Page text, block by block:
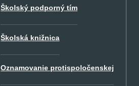
Školský podporný tím
Školská knižnica
Oznamovanie protispoločenskej